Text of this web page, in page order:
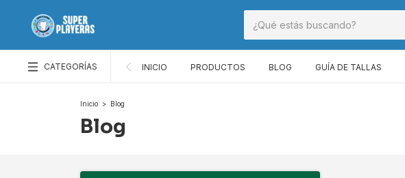
CATEGORÍAS INICIO PRODUCTOS BLOG GUÍA DE TALLAS
Inicio > Blog
Blog